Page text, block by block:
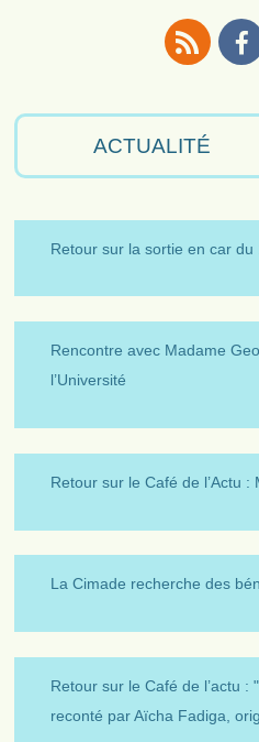
ACTUALITÉ
Retour sur la sortie en car du
Rencontre avec Madame
l’Université
Retour sur le Café de l’Actu
La Cimade recherche des
Retour sur le Café de l’actu
reconté par Aïcha Fadiga,